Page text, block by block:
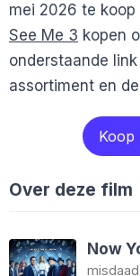
mei 2026 te koop
See Me 3 kopen
onderstaande
assortiment en
Over deze film
Now
misdaad